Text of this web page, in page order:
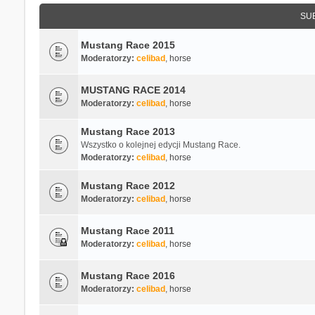
Mustang Race 2015
Moderatorzy: celibad , horse
MUSTANG RACE 2014
Moderatorzy: celibad , horse
Mustang Race 2013
Wszystko o kolejnej edycji Mustang Race.
Moderatorzy: celibad , horse
Mustang Race 2012
Moderatorzy: celibad , horse
Mustang Race 2011
Moderatorzy: celibad , horse
Mustang Race 2016
Moderatorzy: celibad , horse